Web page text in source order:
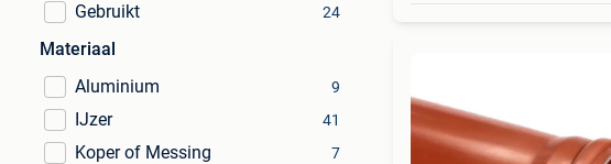
Gebruikt 24
Materiaal
Aluminium
9
IJzer 41
Koper of Messing 7